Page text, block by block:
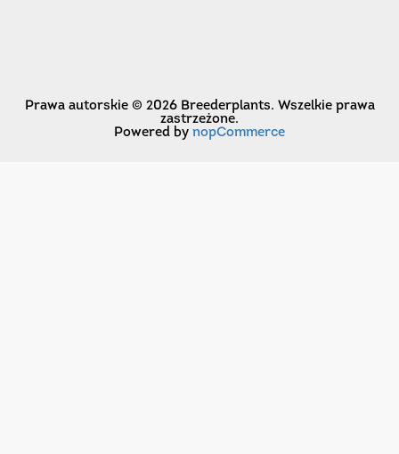
Prawa autorskie © 2026 Breederplants. Wszelkie prawa
zastrzeżone.
Powered by nopCommerce